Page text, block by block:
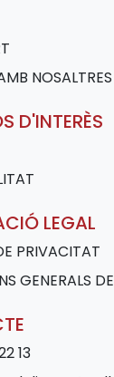
NOSALTRES
D'INTERÈS
LEGAL
PRIVACITAT
GENERALS
13